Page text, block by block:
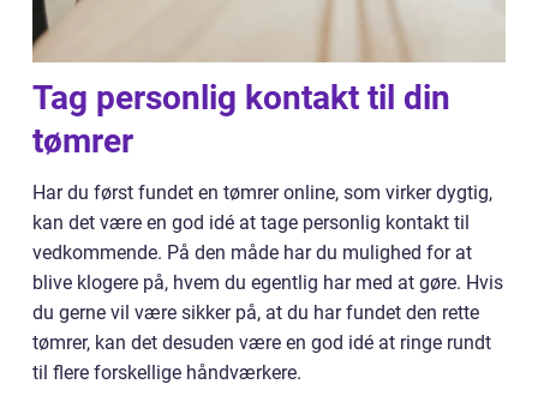
Tag personlig kontakt til din
tømrer
Har du først fundet en tømrer online, som virker dygtig,
kan det være en god idé at tage personlig kontakt til
vedkommende. På den måde har du mulighed for at
blive klogere på, hvem du egentlig har med at gøre. Hvis
du gerne vil være sikker på, at du har fundet den rette
tømrer, kan det desuden være en god idé at ringe rundt
til flere forskellige håndværkere.